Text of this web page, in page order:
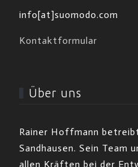
info[at]suomodo.com
Kontaktformular
Über uns
Rainer Hoffmann
Sandhausen. Sein Team
allen Kräften bei der